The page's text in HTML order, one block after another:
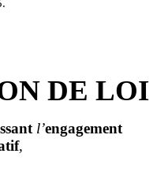
DE LOI
l’engagement
,